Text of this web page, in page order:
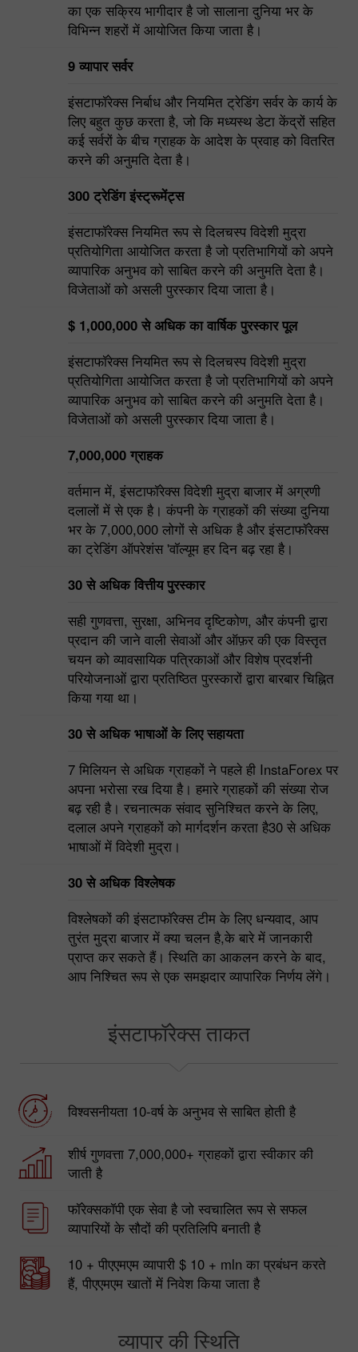
का एक सक्रिय भागीदार है जो सालाना दुनिया भर के
विभिन्न शहरों में आयोजित किया जाता है।
9 व्यापार सर्वर
इंसटाफॉरेक्स निर्बाध और नियमित ट्रेडिंग सर्वर के कार्य के
लिए बहुत कुछ करता है, जो कि मध्यस्थ डेटा केंद्रों सहित
कई सर्वरों के बीच ग्राहक के आदेश के प्रवाह को वितरित
करने की अनुमति देता है।
300 ट्रेडिंग इंस्ट्रूमेंट्स
इंसटाफॉरेक्स नियमित रूप से दिलचस्प विदेशी मुद्रा
प्रतियोगिता आयोजित करता है जो प्रतिभागियों को अपने
व्यापारिक अनुभव को साबित करने की अनुमति देता है।
विजेताओं को असली पुरस्कार दिया जाता है।
$ 1,000,000 से अधिक का वार्षिक पुरस्कार पूल
इंसटाफॉरेक्स नियमित रूप से दिलचस्प विदेशी मुद्रा
प्रतियोगिता आयोजित करता है जो प्रतिभागियों को अपने
व्यापारिक अनुभव को साबित करने की अनुमति देता है।
विजेताओं को असली पुरस्कार दिया जाता है।
7,000,000 ग्राहक
वर्तमान में, इंसटाफॉरेक्स विदेशी मुद्रा बाजार में अग्रणी
दलालों में से एक है। कंपनी के ग्राहकों की संख्या दुनिया
भर के 7,000,000 लोगों से अधिक है और इंसटाफॉरेक्स
का ट्रेडिंग ऑपरेशंस 'वॉल्यूम हर दिन बढ़ रहा है।
30 से अधिक वित्तीय पुरस्कार
सही गुणवत्ता, सुरक्षा, अभिनव दृष्टिकोण, और कंपनी द्वारा
प्रदान की जाने वाली सेवाओं और ऑफ़र की एक विस्तृत
चयन को व्यावसायिक पत्रिकाओं और विशेष प्रदर्शनी
परियोजनाओं द्वारा प्रतिष्ठित पुरस्कारों द्वारा बारबार चिह्नित
किया गया था।
30 से अधिक भाषाओं के लिए सहायता
7 मिलियन से अधिक ग्राहकों ने पहले ही InstaForex पर
अपना भरोसा रख दिया है। हमारे ग्राहकों की संख्या रोज
बढ़ रही है। रचनात्मक संवाद सुनिश्चित करने के लिए,
दलाल अपने ग्राहकों को मार्गदर्शन करता है30 से अधिक
भाषाओं में विदेशी मुद्रा।
30 से अधिक विश्लेषक
विश्लेषकों की इंसटाफॉरेक्स टीम के लिए धन्यवाद, आप
तुरंत मुद्रा बाजार में क्या चलन है,के बारे में जानकारी
प्राप्त कर सकते हैं। स्थिति का आकलन करने के बाद,
आप निश्चित रूप से एक समझदार व्यापारिक निर्णय लेंगे।
इंसटाफॉरेक्स ताकत
विश्वसनीयता 10-वर्ष के अनुभव से साबित होती है
शीर्ष गुणवत्ता 7,000,000+ ग्राहकों द्वारा स्वीकार की
जाती है
फॉरेक्सकॉपी एक सेवा है जो स्वचालित रूप से सफल
व्यापारियों के सौदों की प्रतिलिपि बनाती है
10 + पीएएमएम व्यापारी $ 10 + mln का प्रबंधन करते
हैं, पीएएमएम खातों में निवेश किया जाता है
व्यापार की स्थिति